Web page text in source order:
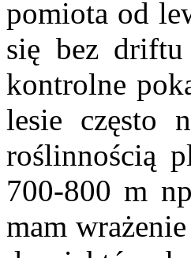
pomiota od
się bez
kontrolne
lesie często
roślinnością
700-800 m
mam